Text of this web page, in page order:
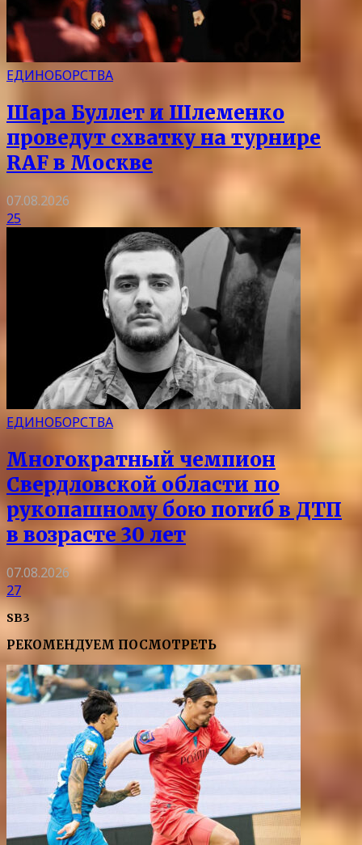
ЕДИНОБОРСТВА
Шара Буллет и Шлеменко
проведут схватку на турнире
RAF в Москве
07.08.2026
25
ЕДИНОБОРСТВА
Многократный чемпион
Свердловской области по
рукопашному бою погиб в ДТП
в возрасте 30 лет
07.08.2026
27
SB3
РЕКОМЕНДУЕМ ПОСМОТРЕТЬ